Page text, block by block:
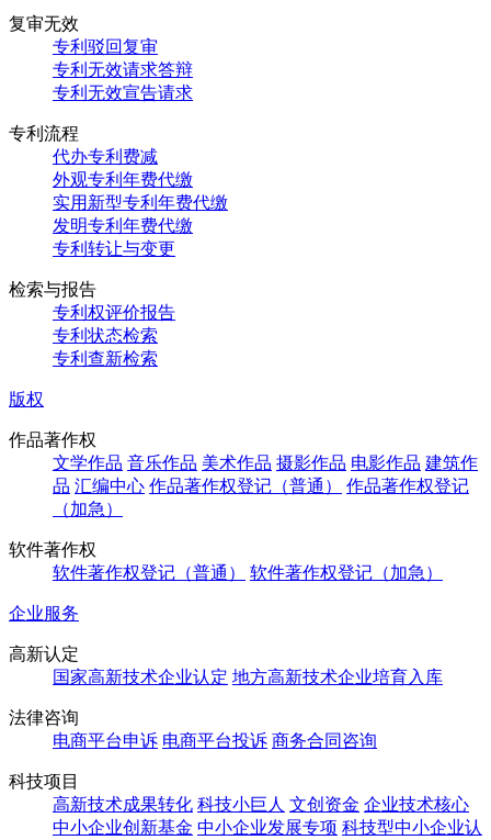
复审无效
专利驳回复审
专利无效请求答辩
专利无效宣告请求
专利流程
代办专利费减
外观专利年费代缴
实用新型专利年费代缴
发明专利年费代缴
专利转让与变更
检索与报告
专利权评价报告
专利状态检索
专利查新检索
版权
作品著作权
文学作品 音乐作品 美术作品 摄影作品 电影作品 建筑作
品 汇编中心 作品著作权登记（普通）
作品著作权登记
（加急）
软件著作权
软件著作权登记（普通）
软件著作权登记（加急）
企业服务
高新认定
国家高新技术企业认定 地方高新技术企业培育入库
法律咨询
电商平台申诉 电商平台投诉 商务合同咨询
科技项目
高新技术成果转化 科技小巨人 文创资金 企业技术核心
中小企业创新基金 中小企业发展专项 科技型中小企业认